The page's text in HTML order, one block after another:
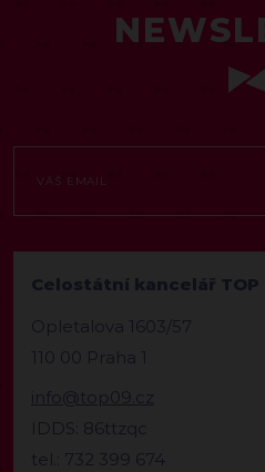
Celostátní kancelář TOP
Opletalova 1603/57
110 00 Praha 1
info@top09.cz
IDDS: 86ttzqc
tel.: 732 399 674